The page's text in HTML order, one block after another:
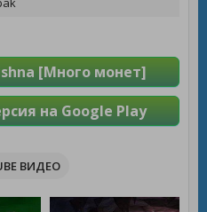
[Много монет]
на Google Play
ВИДЕО